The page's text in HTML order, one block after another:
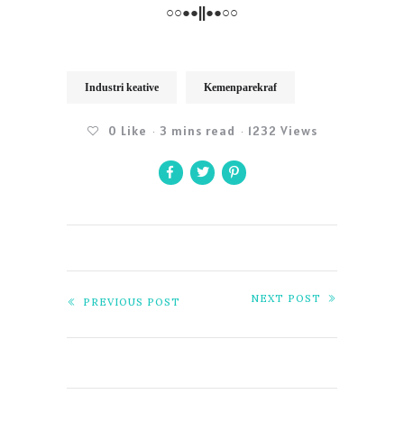
○○●●||●●○○
Industri keative Kemenparekraf
0 Like 3 mins read 1232 Views
PREVIOUS POST NEXT POST